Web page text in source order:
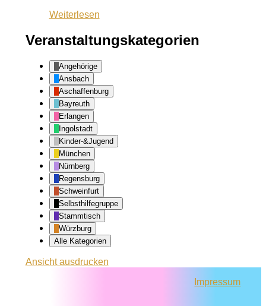
Weiterlesen
Veranstaltungskategorien
Angehörige
Ansbach
Aschaffenburg
Bayreuth
Erlangen
Ingolstadt
Kinder-&Jugend
München
Nürnberg
Regensburg
Schweinfurt
Selbsthilfegruppe
Stammtisch
Würzburg
Alle Kategorien
Ansichtausdrucken
Impressum